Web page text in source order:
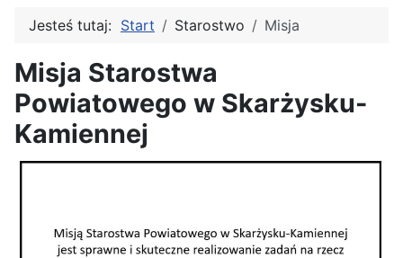
Jesteś tutaj: Start Starostwo Misja
Misja Starostwa
Powiatowego w Skarżysku-
Kamiennej